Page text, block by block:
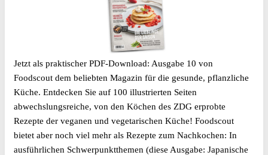
Jetzt als praktischer PDF-Download: Ausgabe 10 von
Foodscout dem beliebten Magazin für die gesunde, pflanzliche
Küche. Entdecken Sie auf 100 illustrierten Seiten
abwechslungsreiche, von den Köchen des ZDG erprobte
Rezepte der veganen und vegetarischen Küche! Foodscout
bietet aber noch viel mehr als Rezepte zum Nachkochen: In
ausführlichen Schwerpunktthemen (diese Ausgabe: Japanische